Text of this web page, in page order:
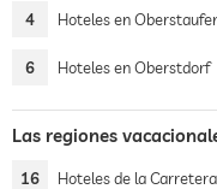
4 Hoteles en
6 Hoteles en Oberstdorf
Las regiones
16 Hoteles de la